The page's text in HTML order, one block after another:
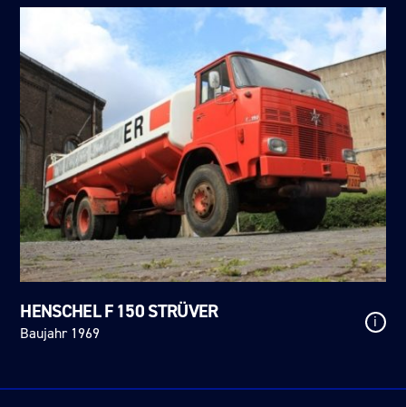
HENSCHEL F 150 STRÜVER
Baujahr 1969
i